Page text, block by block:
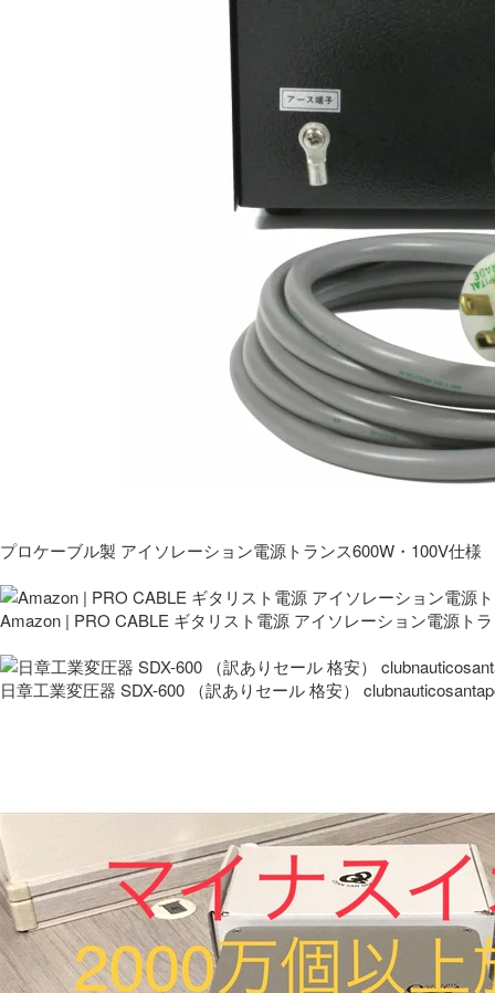
プロケーブル製 アイソレーション電源トランス600W・100V仕様
Amazon | PRO CABLE ギタリスト電源 アイソレーション電源ト
日章工業変圧器 SDX-600 （訳ありセール 格安）